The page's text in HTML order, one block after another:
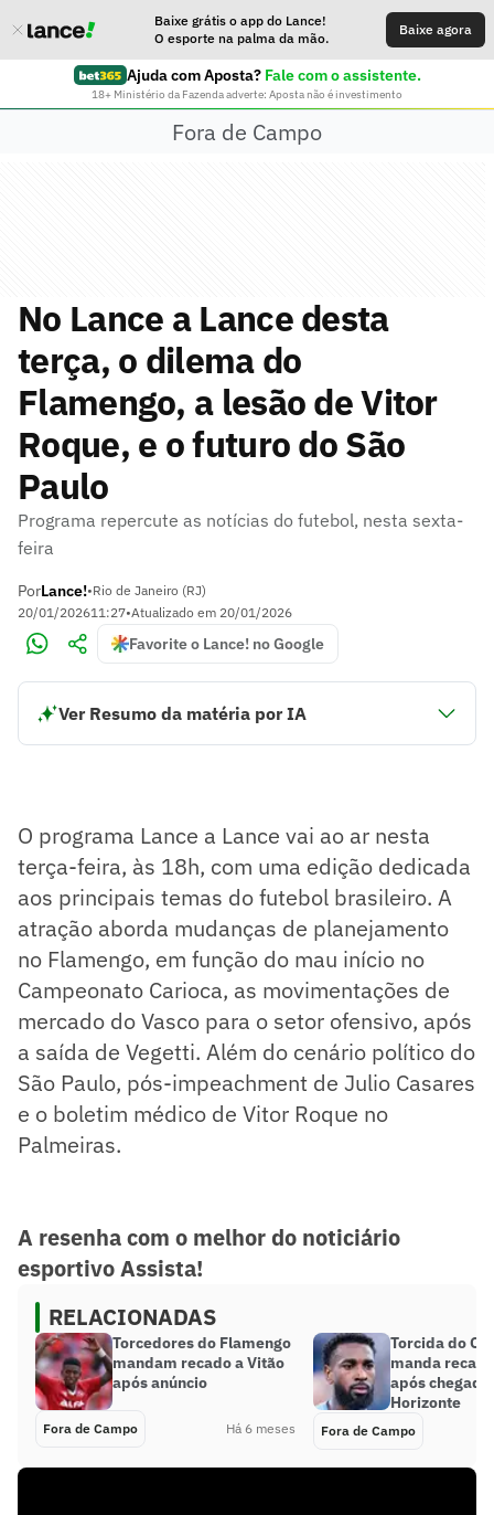
Baixe grátis o app do Lance!
O esporte na palma da mão.
Baixe agora
Ajuda com Aposta? Fale com o assistente.
18+ Ministério da Fazenda adverte: Aposta não é investimento
Fora de Campo
No Lance a Lance desta
terça, o dilema do
Flamengo, a lesão de Vitor
Roque, e o futuro do São
Paulo
Programa repercute as notícias do futebol, nesta sexta-
feira
PorLance!•Rio de Janeiro (RJ)
20/01/202611:27•Atualizado em 20/01/2026
Favorite o Lance! no Google
Ver Resumo da matéria por IA
Rayan, que tem proposta do Bournemouth.
Resumo supervisionado pelo jornalista!
O programa Lance a Lance vai ao ar nesta
terça-feira, às 18h, com uma edição dedicada
aos principais temas do futebol brasileiro. A
atração aborda mudanças de planejamento
no Flamengo, em função do mau início no
Campeonato Carioca, as movimentações de
mercado do Vasco para o setor ofensivo, após
a saída de Vegetti. Além do cenário político do
São Paulo, pós-impeachment de Julio Casares
e o boletim médico de Vitor Roque no
Palmeiras.
A resenha com o melhor do noticiário
esportivo Assista!
RELACIONADAS
Torcedores do Flamengo
mandam recado a Vitão
após anúncio
Fora de Campo Há 6 meses
Torcida do
manda
após
Horizonte
Fora de Campo